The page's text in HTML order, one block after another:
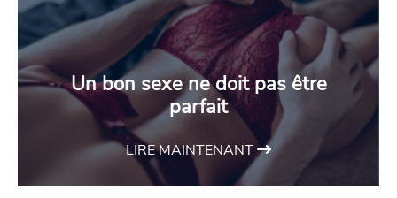
Un bon sexe ne doit pas être
parfait
LIRE MAINTENANT